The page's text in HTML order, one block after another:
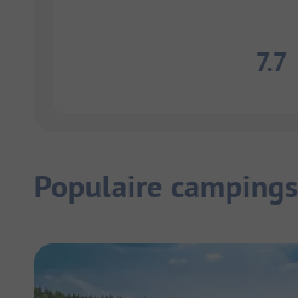
7.7
Populaire campings